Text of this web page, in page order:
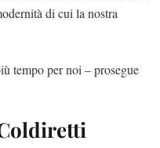
di cui la nostra
tempo per noi – prosegue